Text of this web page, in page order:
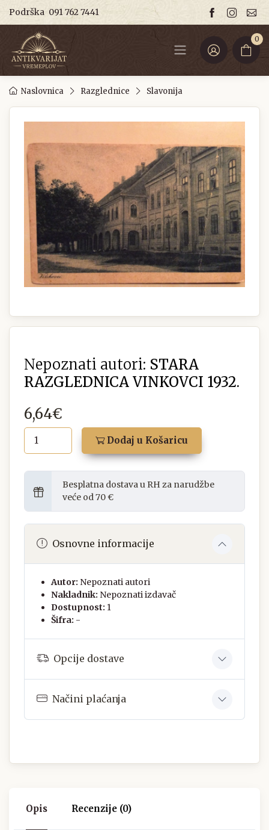
Podrška 091 762 7441
0
Naslovnica Razglednice Slavonija
Nepoznati autori: STARA
RAZGLEDNICA VINKOVCI 1932.
6,64€
Dodaj u Košaricu
Besplatna dostava u RH za narudžbe
veće od 70 €
Osnovne informacije
Autor: Nepoznati autori
Nakladnik: Nepoznati izdavač
Dostupnost: 1
Šifra: -
Opcije dostave
Načini plaćanja
Opis Recenzije (0)